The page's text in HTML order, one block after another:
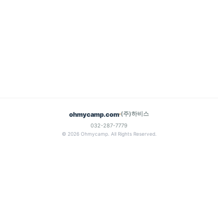
ohmycamp.com (주)하비스
032-287-7779
© 2026 Ohmycamp. All Rights Reserved.